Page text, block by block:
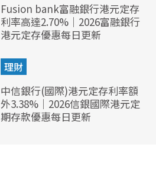
Fusion bank富融銀行港元定存
利率高達2.70%｜2026富融銀行
港元定存優惠每日更新
理財
中信銀行(國際)港元定存利率額
外3.38%｜2026信銀國際港元定
期存款優惠每日更新